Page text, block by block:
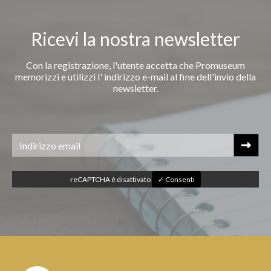
Ricevi la nostra newsletter
Con la registrazione, l'utente accetta che Promuseum
memorizzi e utilizzi l' indirizzo e-mail al fine dell'invio della
newsletter.
reCAPTCHA è disattivato ✓ Consenti